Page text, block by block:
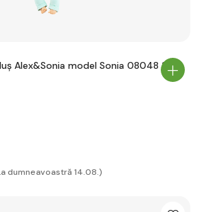
Alex&Sonia model Sonia 08048 36
dumneavoastră 14.08.)